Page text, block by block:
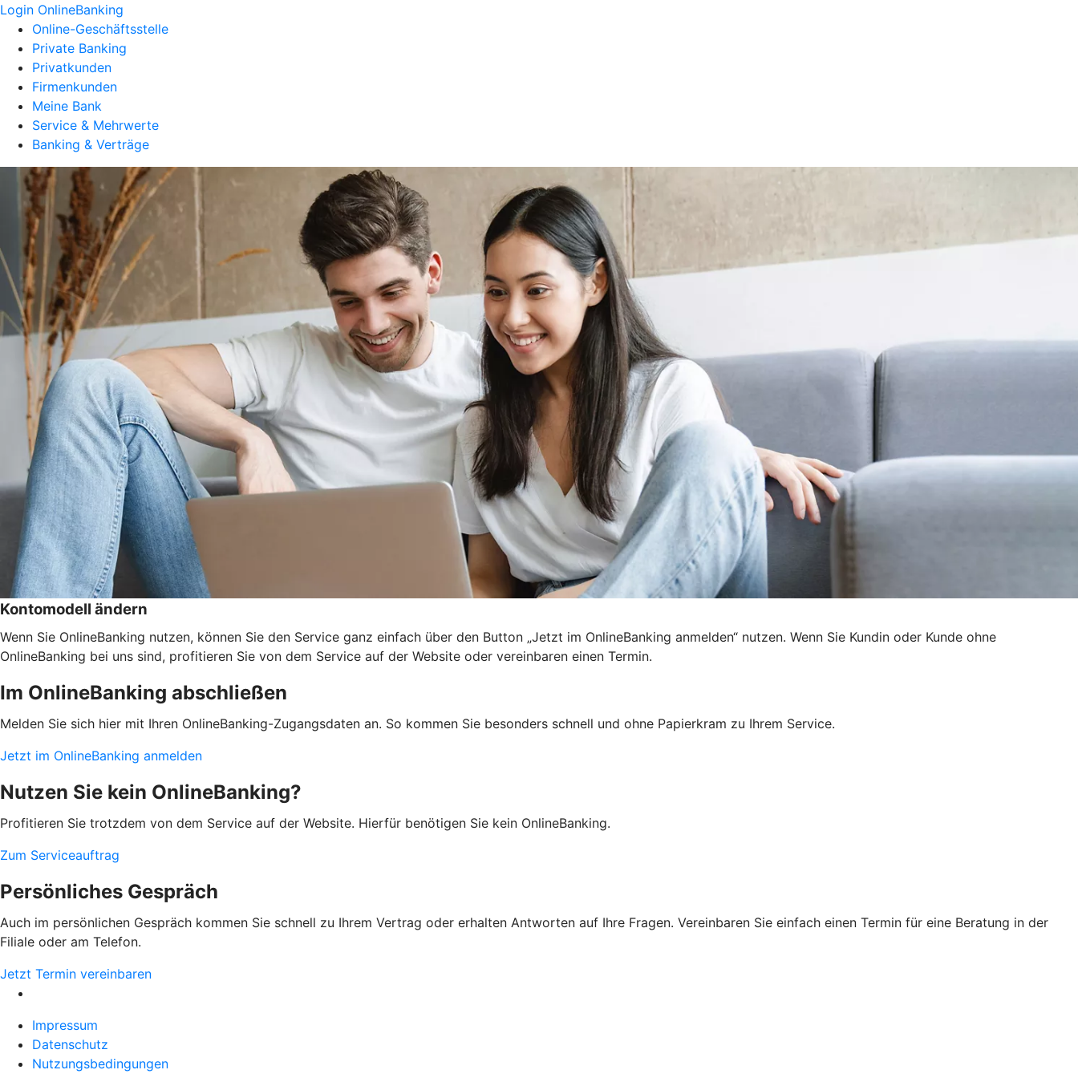
Login OnlineBanking
Online-Geschäftsstelle
Private Banking
Privatkunden
Firmenkunden
Meine Bank
Service & Mehrwerte
Banking & Verträge
Kontomodell ändern
Wenn Sie OnlineBanking nutzen, können Sie den Service ganz einfach über den Button „Jetzt im OnlineBanking anmelden“ nutzen. Wenn Sie Kundin oder Kunde ohne
OnlineBanking bei uns sind, profitieren Sie von dem Service auf der Website oder vereinbaren einen Termin.
Im OnlineBanking abschließen
Melden Sie sich hier mit Ihren OnlineBanking-Zugangsdaten an. So kommen Sie besonders schnell und ohne Papierkram zu Ihrem Service.
Jetzt im OnlineBanking anmelden
Nutzen Sie kein OnlineBanking?
Profitieren Sie trotzdem von dem Service auf der Website. Hierfür benötigen Sie kein OnlineBanking.
Zum Serviceauftrag
Persönliches Gespräch
Auch im persönlichen Gespräch kommen Sie schnell zu Ihrem Vertrag oder erhalten Antworten auf Ihre Fragen. Vereinbaren Sie einfach einen Termin für eine Beratung in der
Filiale oder am Telefon.
Jetzt Termin vereinbaren
Impressum
Datenschutz
Nutzungsbedingungen